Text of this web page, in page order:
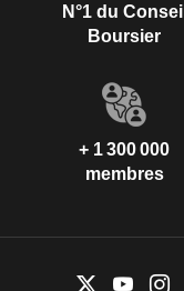
N°1 du Conseil
Boursier
+ 1 300 000
membres